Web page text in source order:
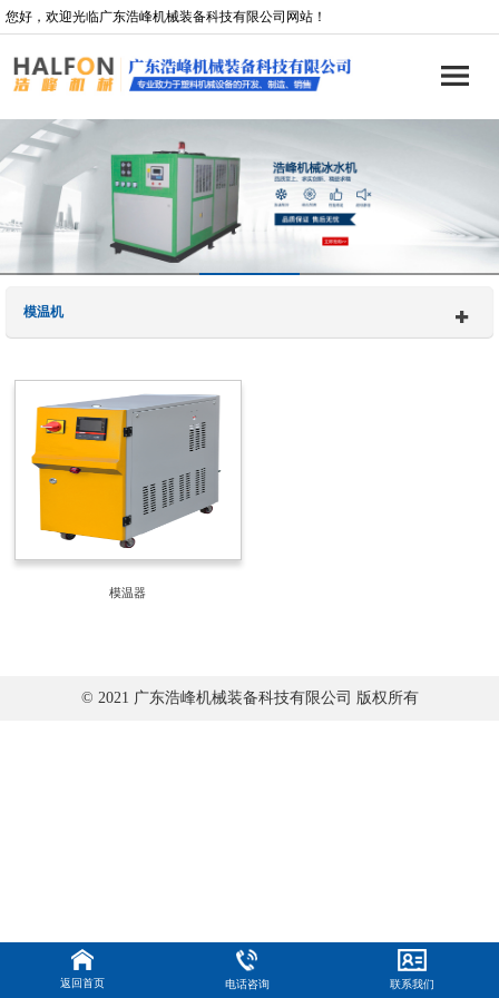
您好，欢迎光临广东浩峰机械装备科技有限公司网站！
模温机
模温器
© 2021 广东浩峰机械装备科技有限公司 版权所有
返回首页 电话咨询 联系我们